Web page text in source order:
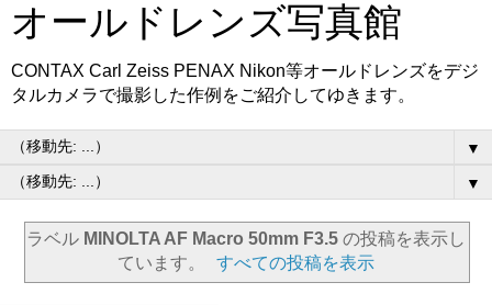
オールドレンズ写真館
CONTAX Carl Zeiss PENAX Nikon等オールドレンズをデジ
タルカメラで撮影した作例をご紹介してゆきます。
▼
▼
ラベル MINOLTA AF Macro 50mm F3.5 の投稿を表示し
ています。
すべての投稿を表示